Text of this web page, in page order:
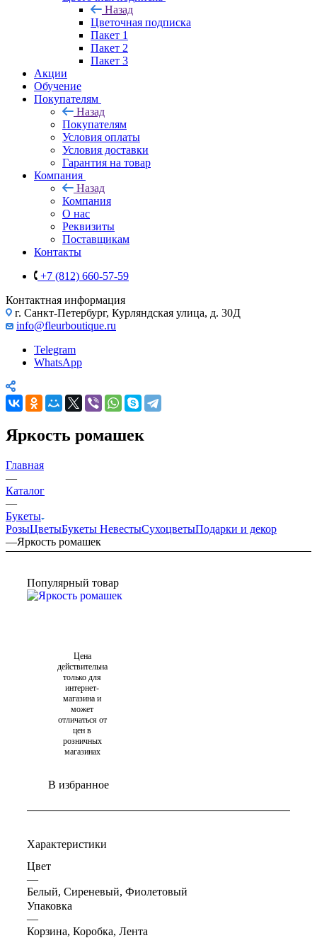
Назад
Цветочная подписка
Пакет 1
Пакет 2
Пакет 3
Акции
Обучение
Покупателям
Назад
Покупателям
Условия оплаты
Условия доставки
Гарантия на товар
Компания
Назад
Компания
О нас
Реквизиты
Поставщикам
Контакты
+7 (812) 660-57-59
Контактная информация
г. Санкт-Петербург, Курляндская улица, д. 30Д
info@fleurboutique.ru
Telegram
WhatsApp
Яркость ромашек
Главная
—
Каталог
—
Букеты
РозыЦветыБукеты НевестыСухоцветыПодарки и декор
—Яркость ромашек
Популярный товар
Цена
действительна
только для
интернет-
магазина и
может
отличаться от
цен в
розничных
магазинах
В избранное
Характеристики
Цвет
—
Белый, Сиреневый, Фиолетовый
Упаковка
—
Корзина, Коробка, Лента